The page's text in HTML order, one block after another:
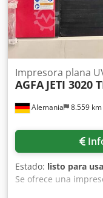
Alemania 8.559 km
Impresora plana
AGFA JETI 3020
Estado: listo para
Se ofrece una
Área máxima de